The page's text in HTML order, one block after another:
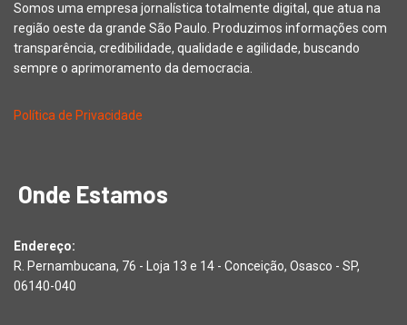
Somos uma empresa jornalística totalmente digital, que atua na
região oeste da grande São Paulo. Produzimos informações com
transparência, credibilidade, qualidade e agilidade, buscando
sempre o aprimoramento da democracia.
Política de Privacidade
Onde Estamos
Endereço:
R. Pernambucana, 76 - Loja 13 e 14 - Conceição, Osasco - SP,
06140-040